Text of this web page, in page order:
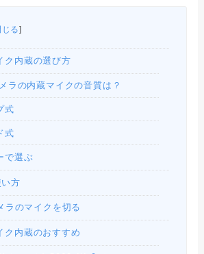
る
ク内蔵の選び方
ラの内蔵マイクの音質は？
式
式
で選ぶ
方
ラのマイクを切る
ク内蔵のおすすめ